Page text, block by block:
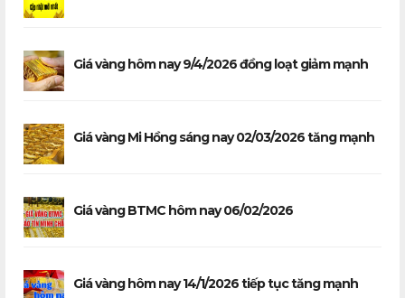
Giá vàng hôm nay 9/4/2026 đồng loạt giảm mạnh
Giá vàng Mi Hồng sáng nay 02/03/2026 tăng mạnh
Giá vàng BTMC hôm nay 06/02/2026
Giá vàng hôm nay 14/1/2026 tiếp tục tăng mạnh